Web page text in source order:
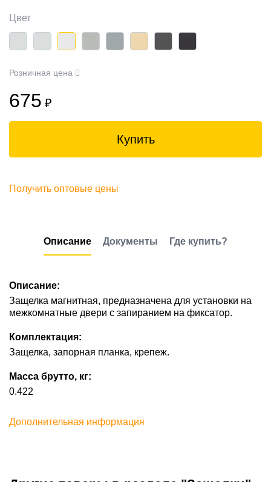
Цвет
Розничная цена
675 ₽
Купить
Получить оптовые цены
Описание Документы Где купить?
Описание:
Защелка магнитная, предназначена для установки на
межкомнатные двери с запиранием на фиксатор.
Комплектация:
Защелка, запорная планка, крепеж.
Масса брутто, кг:
0.422
Дополнительная информация